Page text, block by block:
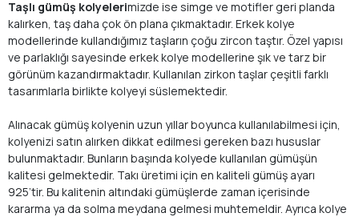
Taşlı gümüş kolyelerimizde ise simge ve motifler geri planda
kalırken, taş daha çok ön plana çıkmaktadır. Erkek kolye
modellerinde kullandığımız taşların çoğu zircon taştır. Özel yapısı
ve parlaklığı sayesinde erkek kolye modellerine şık ve tarz bir
görünüm kazandırmaktadır. Kullanılan zirkon taşlar çeşitli farklı
tasarımlarla birlikte kolyeyi süslemektedir.
Alınacak gümüş kolyenin uzun yıllar boyunca kullanılabilmesi için,
kolyenizi satın alırken dikkat edilmesi gereken bazı hususlar
bulunmaktadır. Bunların başında kolyede kullanılan gümüşün
kalitesi gelmektedir. Takı üretimi için en kaliteli gümüş ayarı
925’tir. Bu kalitenin altındaki gümüşlerde zaman içerisinde
kararma ya da solma meydana gelmesi muhtemeldir. Ayrıca kolye